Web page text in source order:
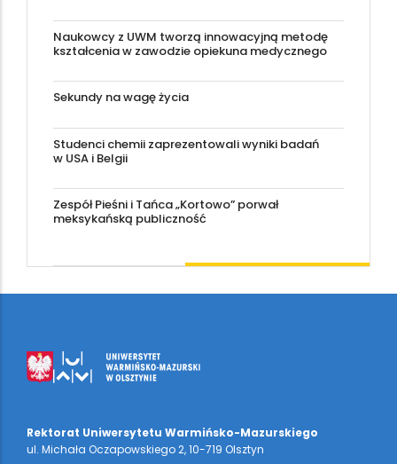
Naukowcy z UWM tworzą innowacyjną metodę
kształcenia w zawodzie opiekuna medycznego
Sekundy na wagę życia
Studenci chemii zaprezentowali wyniki badań
w USA i Belgii
Zespół Pieśni i Tańca „Kortowo” porwał
meksykańską publiczność
Rektorat Uniwersytetu Warmińsko-Mazurskiego
ul. Michała Oczapowskiego 2, 10-719 Olsztyn